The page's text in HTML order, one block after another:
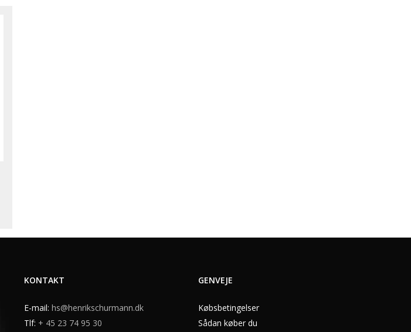
KONTAKT
E-mail: hs@henrikschurmann.dk
Tlf: + 45 23 74 95 30
GENVEJE
Købsbetingelser
Sådan køber du